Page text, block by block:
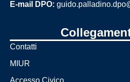
E-mail DPO:
Contatti
MIUR